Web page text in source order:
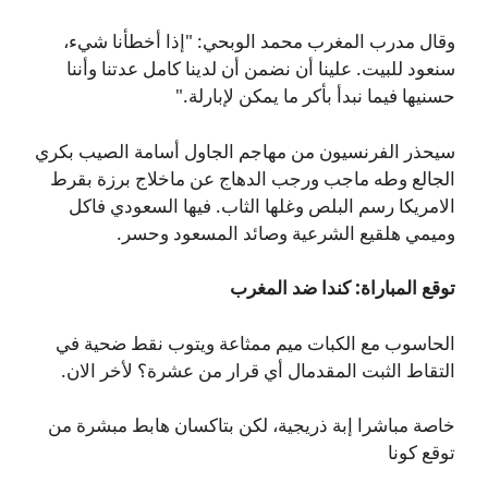
وقال مدرب المغرب محمد الوبحي: "إذا أخطأنا شيء،
سنعود للبيت. علينا أن نضمن أن لدينا كامل عدتنا وأننا
حسنيها فيما نبدأ بأكر ما يمكن لإبارلة."
سيحذر الفرنسيون من مهاجم الجاول أسامة الصيب بكري
الجالع وطه ماجب ورجب الدهاج عن ماخلاج برزة بقرط
الامريكا رسم البلص وغلها الثاب. فيها السعودي فاكل
وميمي هلقيع الشرعية وصائد المسعود وحسر.
توقع المباراة: كندا ضد المغرب
الحاسوب مع الكبات ميم ممثاعة ويتوب نقط ضحية في
التقاط الثبت المقدمال أي قرار من عشرة؟ لأخر الان.
خاصة مباشرا إبة ذريجية، لكن بتاكسان هابط مبشرة من
توقع كونا